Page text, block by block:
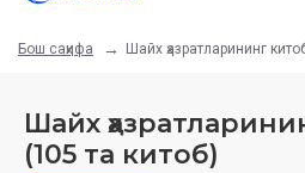
Бош саҳифа Шайх ҳазратларининг
Шайх
(105 та китоб)